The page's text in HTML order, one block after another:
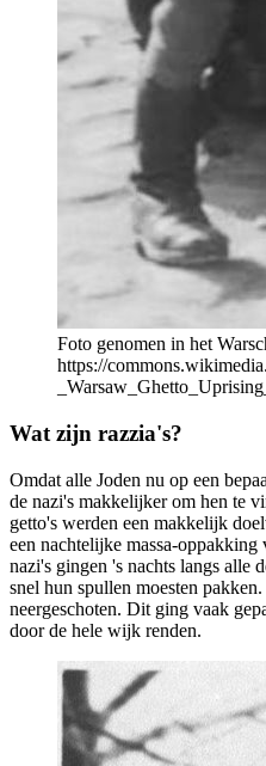
Foto genomen in het
https://
Wat zijn razzia's?
Omdat alle Joden nu op een
de nazi's makkelijker om hen te
getto's werden een makkelijk
een nachtelijke massa-
nazi's gingen 's nachts langs alle
snel hun spullen moesten
neergeschoten. Dit ging vaak
door de hele wijk renden.